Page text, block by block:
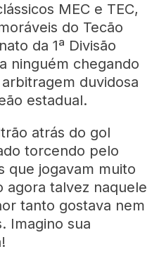
MEC e TEC,
do Tecão
da 1ª Divisão
ninguém chegando
duvidosa
estadual.
atrás do gol
torcendo pelo
que jogavam muito
agora talvez naquele
tanto gostava nem
Imagino sua